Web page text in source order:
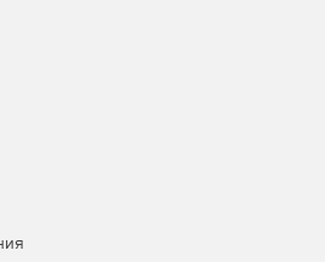
и битрейтов (например, 22